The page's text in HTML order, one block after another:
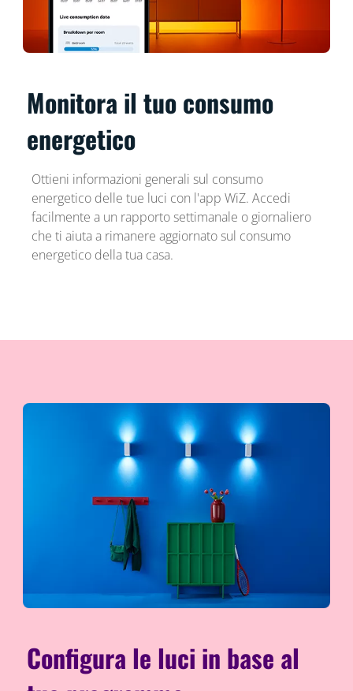
Monitora il tuo consumo
energetico
Ottieni informazioni generali sul consumo
energetico delle tue luci con l'app WiZ. Accedi
facilmente a un rapporto settimanale o giornaliero
che ti aiuta a rimanere aggiornato sul consumo
energetico della tua casa.
Configura le luci in base al